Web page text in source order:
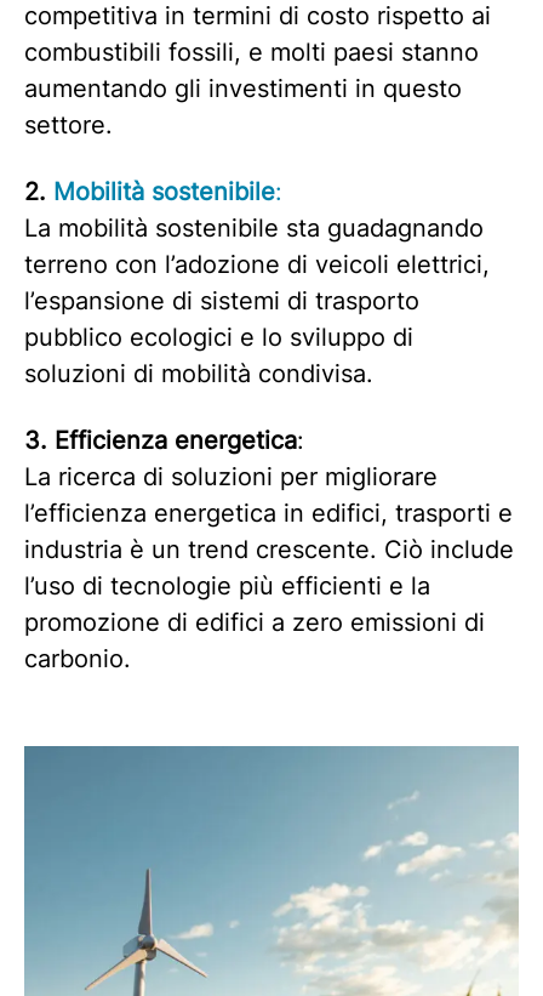
competitiva in termini di costo rispetto ai
combustibili fossili, e molti paesi stanno
aumentando gli investimenti in questo
settore.
2. Mobilità sostenibile:
La mobilità sostenibile sta guadagnando
terreno con l’adozione di veicoli elettrici,
l’espansione di sistemi di trasporto
pubblico ecologici e lo sviluppo di
soluzioni di mobilità condivisa.
3. Efficienza energetica:
La ricerca di soluzioni per migliorare
l’efficienza energetica in edifici, trasporti e
industria è un trend crescente. Ciò include
l’uso di tecnologie più efficienti e la
promozione di edifici a zero emissioni di
carbonio.